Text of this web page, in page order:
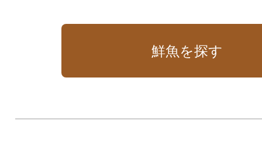
鮮魚を探す